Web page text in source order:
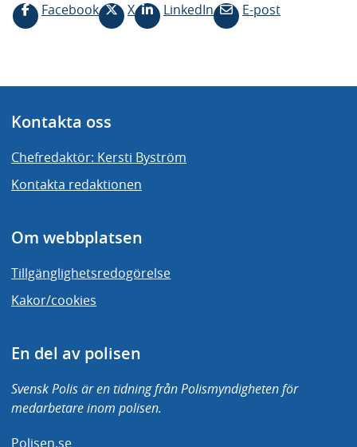
Facebook
X LinkedIn E-post
Kontakta oss
Chefredaktör: Kersti Byström
Kontakta redaktionen
Om webbplatsen
Tillgänglighetsredogörelse
Kakor/cookies
En del av polisen
Svensk Polis är en tidning från Polismyndigheten för
medarbetare inom polisen.
Polisen.se